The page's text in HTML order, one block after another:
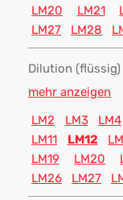
LM20
LM21
LM27
LM28
Dilution (flüssig)
mehr anzeigen
LM2
LM3 LM4
LM11
LM12
LM19
LM20
LM26
LM27